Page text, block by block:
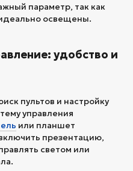
параметр, так как
освещены.
удобство и
пультов и настройку
управления
или планшет
презентацию,
светом или